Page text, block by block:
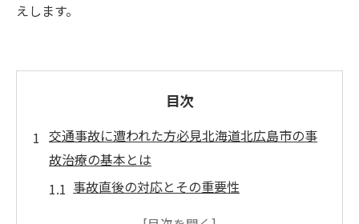
えします。
目次
交通事故に遭われた方必見北海道北広島市の事
故治療の基本とは
事故直後の対応とその重要性
事故治療の基本的な流れと準備